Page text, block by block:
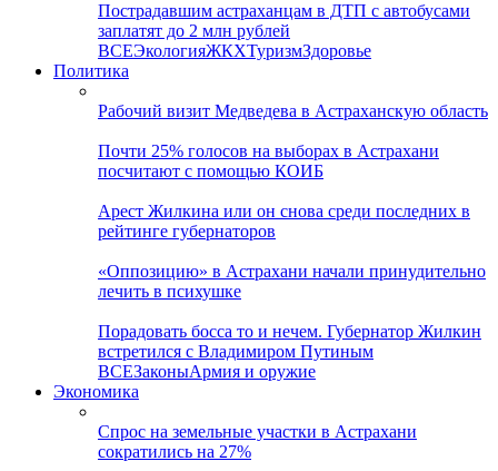
Пострадавшим астраханцам в ДТП с автобусами
заплатят до 2 млн рублей
ВСЕЭкологияЖКХТуризмЗдоровье
Политика
Рабочий визит Медведева в Астраханскую область
Почти 25% голосов на выборах в Астрахани
посчитают с помощью КОИБ
Арест Жилкина или он снова среди последних в
рейтинге губернаторов
«Оппозицию» в Астрахани начали принудительно
лечить в психушке
Порадовать босса то и нечем. Губернатор Жилкин
встретился с Владимиром Путиным
ВСЕЗаконыАрмия и оружие
Экономика
Спрос на земельные участки в Астрахани
сократились на 27%